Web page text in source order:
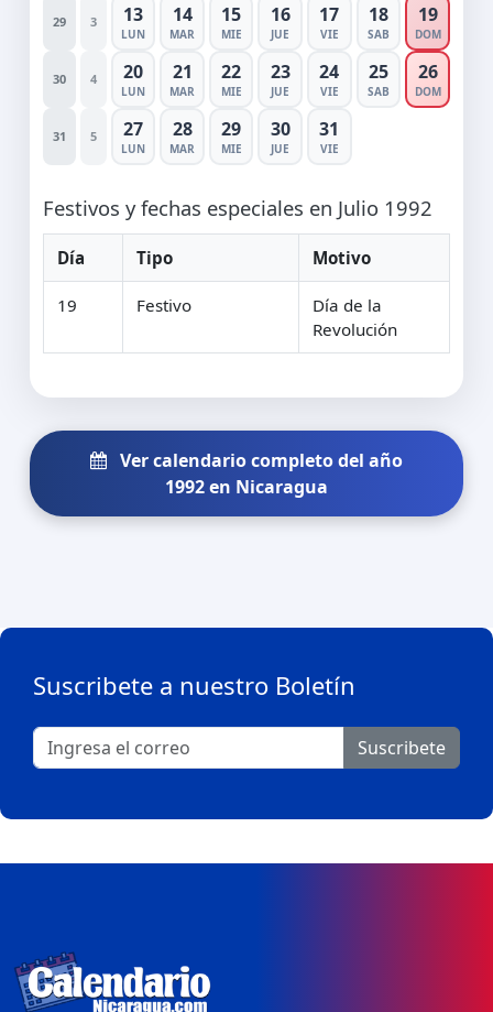
29 3 13
LUN
14
MAR
15
MIE
16
JUE
17
VIE
18
SAB
19
DOM
30 4 20
LUN
21
MAR
22
MIE
23
JUE
24
VIE
25
SAB
26
DOM
31 5 27
LUN
28
MAR
29
MIE
30
JUE
31
VIE
Festivos y fechas especiales en Julio 1992
Día Tipo Motivo
19 Festivo
Día de la
Revolución
Ver calendario completo del año
1992 en Nicaragua
Suscribete a nuestro Boletín
Suscribete